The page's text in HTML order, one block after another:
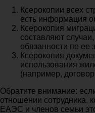
Ксерокопии всех
есть информация
Ксерокопия
составляют
обязанности по ее
Ксерокопия
использования
(например,
Обратите внимание:
отношении сотрудника,
ЕАЭС и членов семьи